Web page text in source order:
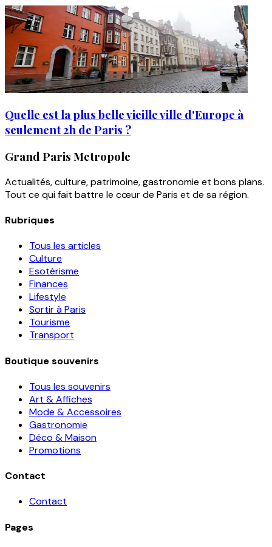
Quelle est la plus belle vieille ville d'Europe à
seulement 2h de Paris ?
Grand Paris Metropole
Actualités, culture, patrimoine, gastronomie et bons plans.
Tout ce qui fait battre le cœur de Paris et de sa région.
Rubriques
Tous les articles
Culture
Esotérisme
Finances
Lifestyle
Sortir à Paris
Tourisme
Transport
Boutique souvenirs
Tous les souvenirs
Art & Affiches
Mode & Accessoires
Gastronomie
Déco & Maison
Promotions
Contact
Contact
Pages